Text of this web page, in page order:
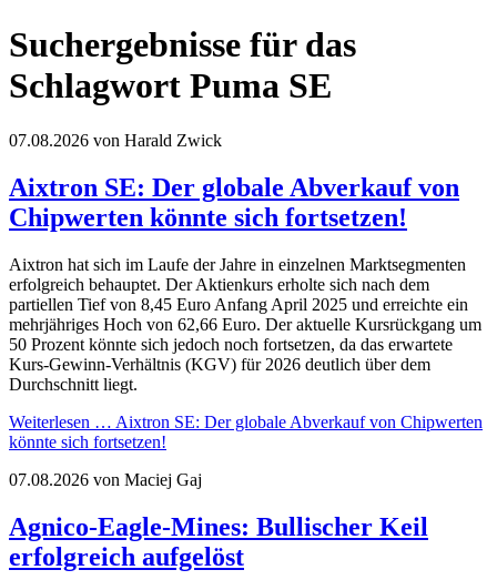
Suchergebnisse für das
Schlagwort Puma SE
07.08.2026 von Harald Zwick
Aixtron SE: Der globale Abverkauf von
Chipwerten könnte sich fortsetzen!
Aixtron hat sich im Laufe der Jahre in einzelnen Marktsegmenten
erfolgreich behauptet. Der Aktienkurs erholte sich nach dem
partiellen Tief von 8,45 Euro Anfang April 2025 und erreichte ein
mehrjähriges Hoch von 62,66 Euro. Der aktuelle Kursrückgang um
50 Prozent könnte sich jedoch noch fortsetzen, da das erwartete
Kurs-Gewinn-Verhältnis (KGV) für 2026 deutlich über dem
Durchschnitt liegt.
Weiterlesen … Aixtron SE: Der globale Abverkauf von Chipwerten
könnte sich fortsetzen!
07.08.2026 von Maciej Gaj
Agnico-Eagle-Mines: Bullischer Keil
erfolgreich aufgelöst